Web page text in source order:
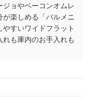
ジョやベーコンオムレ
楽しめる「バルメニ
すいワイドフラット
も庫内のお手入れも